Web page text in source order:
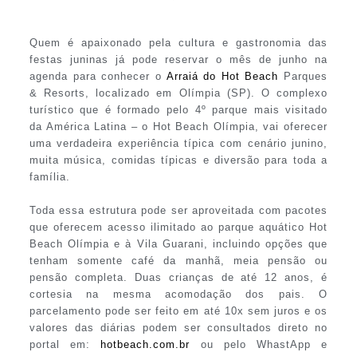
Quem é apaixonado pela cultura e gastronomia das
festas juninas já pode reservar o mês de junho na
agenda para conhecer o Arraiá do Hot Beach Parques
& Resorts, localizado em Olímpia (SP). O complexo
turístico que é formado pelo 4º parque mais visitado
da América Latina – o Hot Beach Olímpia, vai oferecer
uma verdadeira experiência típica com cenário junino,
muita música, comidas típicas e diversão para toda a
família.
Toda essa estrutura pode ser aproveitada com pacotes
que oferecem acesso ilimitado ao parque aquático Hot
Beach Olímpia e à Vila Guarani, incluindo opções que
tenham somente café da manhã, meia pensão ou
pensão completa. Duas crianças de até 12 anos, é
cortesia na mesma acomodação dos pais. O
parcelamento pode ser feito em até 10x sem juros e os
valores das diárias podem ser consultados direto no
portal em:
hotbeach.com.br ou pelo WhastApp e